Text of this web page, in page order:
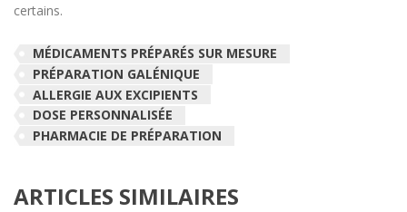
certains.
MÉDICAMENTS PRÉPARÉS SUR MESURE
PRÉPARATION GALÉNIQUE
ALLERGIE AUX EXCIPIENTS
DOSE PERSONNALISÉE
PHARMACIE DE PRÉPARATION
ARTICLES SIMILAIRES